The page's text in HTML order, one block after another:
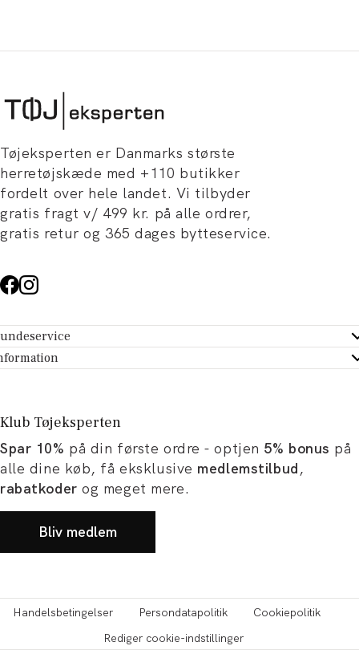
Tøjeksperten er Danmarks største
herretøjskæde med +110 butikker
fordelt over hele landet. Vi tilbyder
gratis fragt v/ 499 kr. på alle ordrer,
gratis retur og 365 dages bytteservice.
- Hjælpecenter
dit køb
Tøjeksperten
og artikler
og karriere
Klub Tøjeksperten
Spar 10% på din første ordre - optjen 5% bonus på
alle dine køb, få eksklusive medlemstilbud,
rabatkoder og meget mere.
Bliv medlem
Handelsbetingelser Persondatapolitik
Cookiepolitik
Rediger cookie-indstillinger